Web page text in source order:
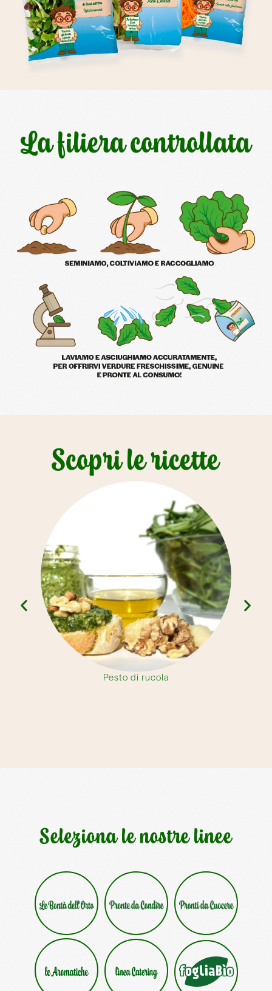
La filiera controllata
Scopri le ricette
Pesto di rucola